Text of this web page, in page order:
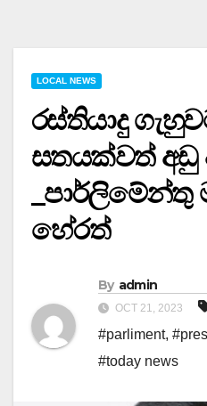
LOCAL NEWS
රස්තියාදු
සතයක්වත් අඩු
_පාර්ලිමේන්තු
හේරත්
By admin
OCT 21, 2023
#parliment,
#today news